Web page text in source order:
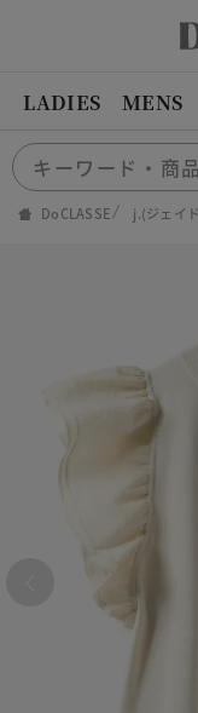
LADIES MENS
DoCLASSE j.(ジェイ